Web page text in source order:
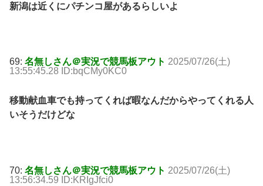
新潟は近くにパチンコ屋があるらしいよ
69: 名無しさん＠実況で競馬板アウト 2025/07/26(土)
13:55:45.28 ID:bqCMy0KC0
移動献血車でも持ってくれば暇なんだからやってくれる人
いそうだけどな
70: 名無しさん＠実況で競馬板アウト 2025/07/26(土)
13:56:34.59 ID:KRIgJfci0